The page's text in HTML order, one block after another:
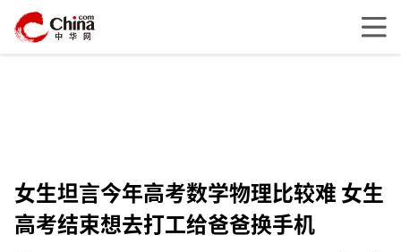
女生坦言今年高考数学物理比较难 女生
高考结束想去打工给爸爸换手机